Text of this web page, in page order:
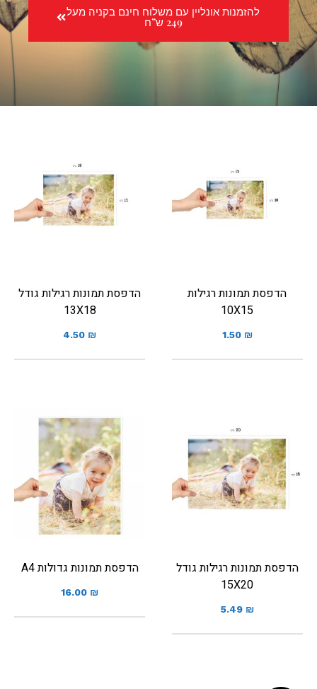
להזמנות אונליין עם משלוח חינם בקניה מעל
249 ש”ח
הדפסת תמונות רגילות
10X15
1.50 ₪
הדפסת תמונות רגילות גודל
13X18
4.50 ₪
הדפסת תמונות רגילות גודל
15X20
5.49 ₪
הדפסת תמונות גדולות A4
16.00 ₪